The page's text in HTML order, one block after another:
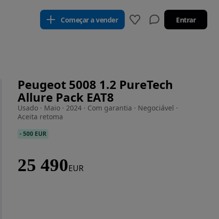
Começar a vender Entrar
Peugeot 5008 1.2 PureTech
Allure Pack EAT8
Usado · Maio · 2024 · Com garantia · Negociável ·
Aceita retoma
-500 EUR
25 490EUR